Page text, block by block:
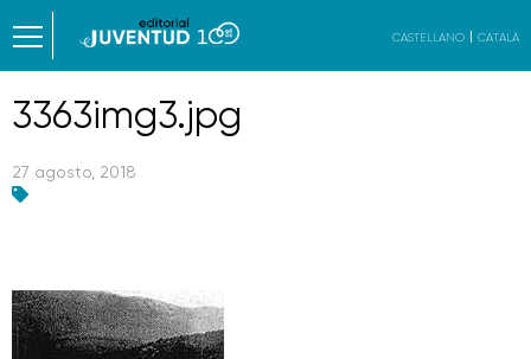
CASTELLANO CATALÀ
3363img3.jpg
27 agosto, 2018